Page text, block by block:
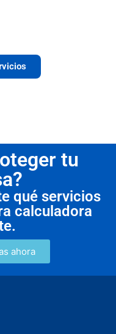
tu
qué servicios
calculadora
ahora